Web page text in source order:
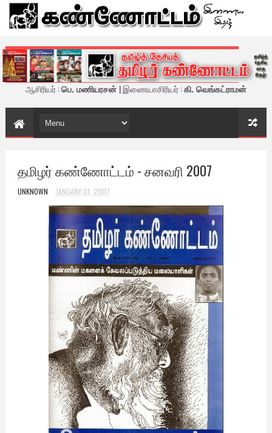
கண்ணோட்டம் - இணைய இதழ்
ஆசிரியர் :பெ. மணியரசன் | இணையாசிரியர் :கி. வெங்கட்ராமன்
தமிழர் கண்ணோட்டம் - சனவரி 2007
UNKNOWN JANUARY 01, 2007